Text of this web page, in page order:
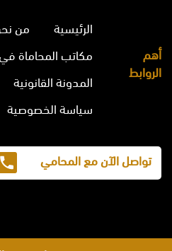
أهم
الروابط
الرئيسية من
مكاتب المحاماة في
المدونة القانونية
سياسة الخصوصية
تواصل الآن مع المحامي